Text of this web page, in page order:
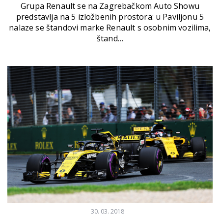
Grupa Renault se na Zagrebačkom Auto Showu
predstavlja na 5 izložbenih prostora: u Paviljonu 5
nalaze se štandovi marke Renault s osobnim vozilima,
štand…
30. 03. 2018